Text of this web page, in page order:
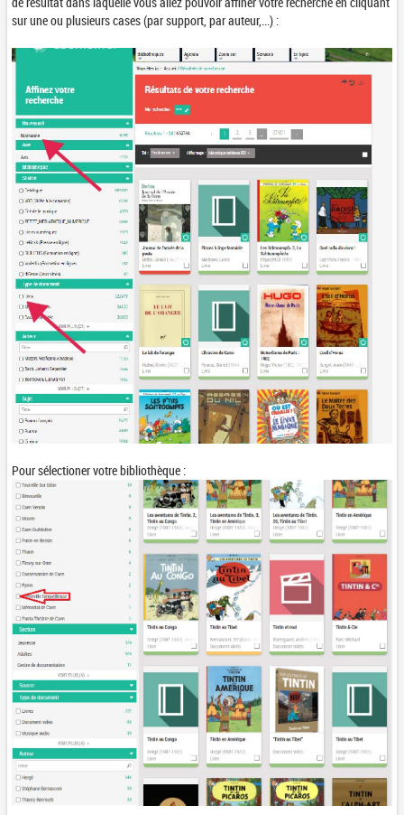
sur une ou plusieurs cases (par support, par auteur,...) :
Pour sélectioner votre bibliothèque :